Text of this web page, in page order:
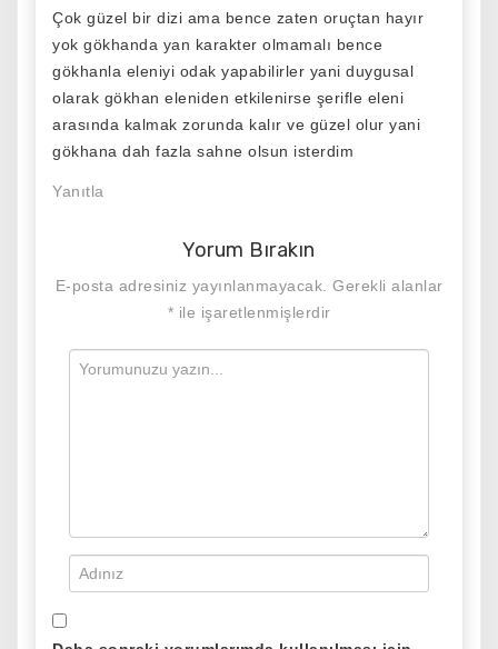
Çok güzel bir dizi ama bence zaten oruçtan hayır
yok gökhanda yan karakter olmamalı bence
gökhanla eleniyi odak yapabilirler yani duygusal
olarak gökhan eleniden etkilenirse şerifle eleni
arasında kalmak zorunda kalır ve güzel olur yani
gökhana dah fazla sahne olsun isterdim
Yanıtla
Yorum Bırakın
E-posta adresiniz yayınlanmayacak. Gerekli alanlar
* ile işaretlenmişlerdir